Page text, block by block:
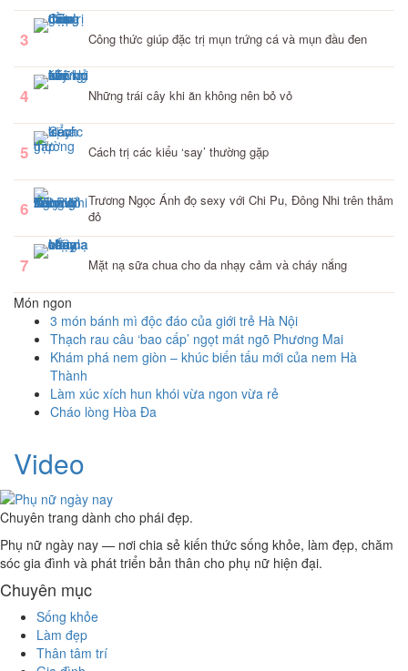
3 Công thức giúp đặc trị mụn trứng cá và mụn đầu đen
4 Những trái cây khi ăn không nên bỏ vỏ
5 Cách trị các kiểu ‘say’ thường gặp
6
Trương Ngọc Ánh đọ sexy với Chi Pu, Đông Nhi trên thảm
đỏ
7 Mặt nạ sữa chua cho da nhạy cảm và cháy nắng
Món ngon
3 món bánh mì độc đáo của giới trẻ Hà Nội
Thạch rau câu ‘bao cấp’ ngọt mát ngõ Phương Mai
Khám phá nem giòn – khúc biến tấu mới của nem Hà
Thành
Làm xúc xích hun khói vừa ngon vừa rẻ
Cháo lòng Hòa Đa
Video
Chuyên trang dành cho phái đẹp.
Phụ nữ ngày nay — nơi chia sẻ kiến thức sống khỏe, làm đẹp, chăm
sóc gia đình và phát triển bản thân cho phụ nữ hiện đại.
Chuyên mục
Sống khỏe
Làm đẹp
Thân tâm trí